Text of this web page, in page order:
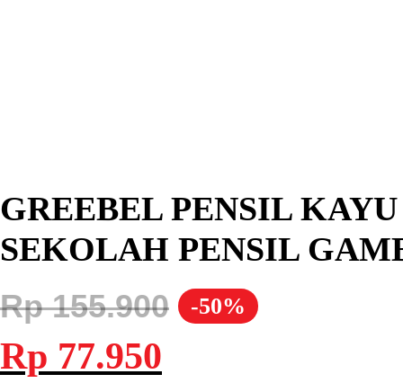
GREEBEL PENSIL
SEKOLAH PENSIL
-50%
Rp155.900
Harga
aslinya
adalah:
Rp 77.950ini